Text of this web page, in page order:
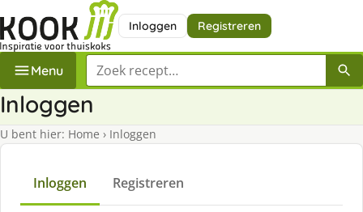
Inloggen Registreren
Menu Zoek een recept
Inloggen
U bent hier: Home › Inloggen
Inloggen Registreren